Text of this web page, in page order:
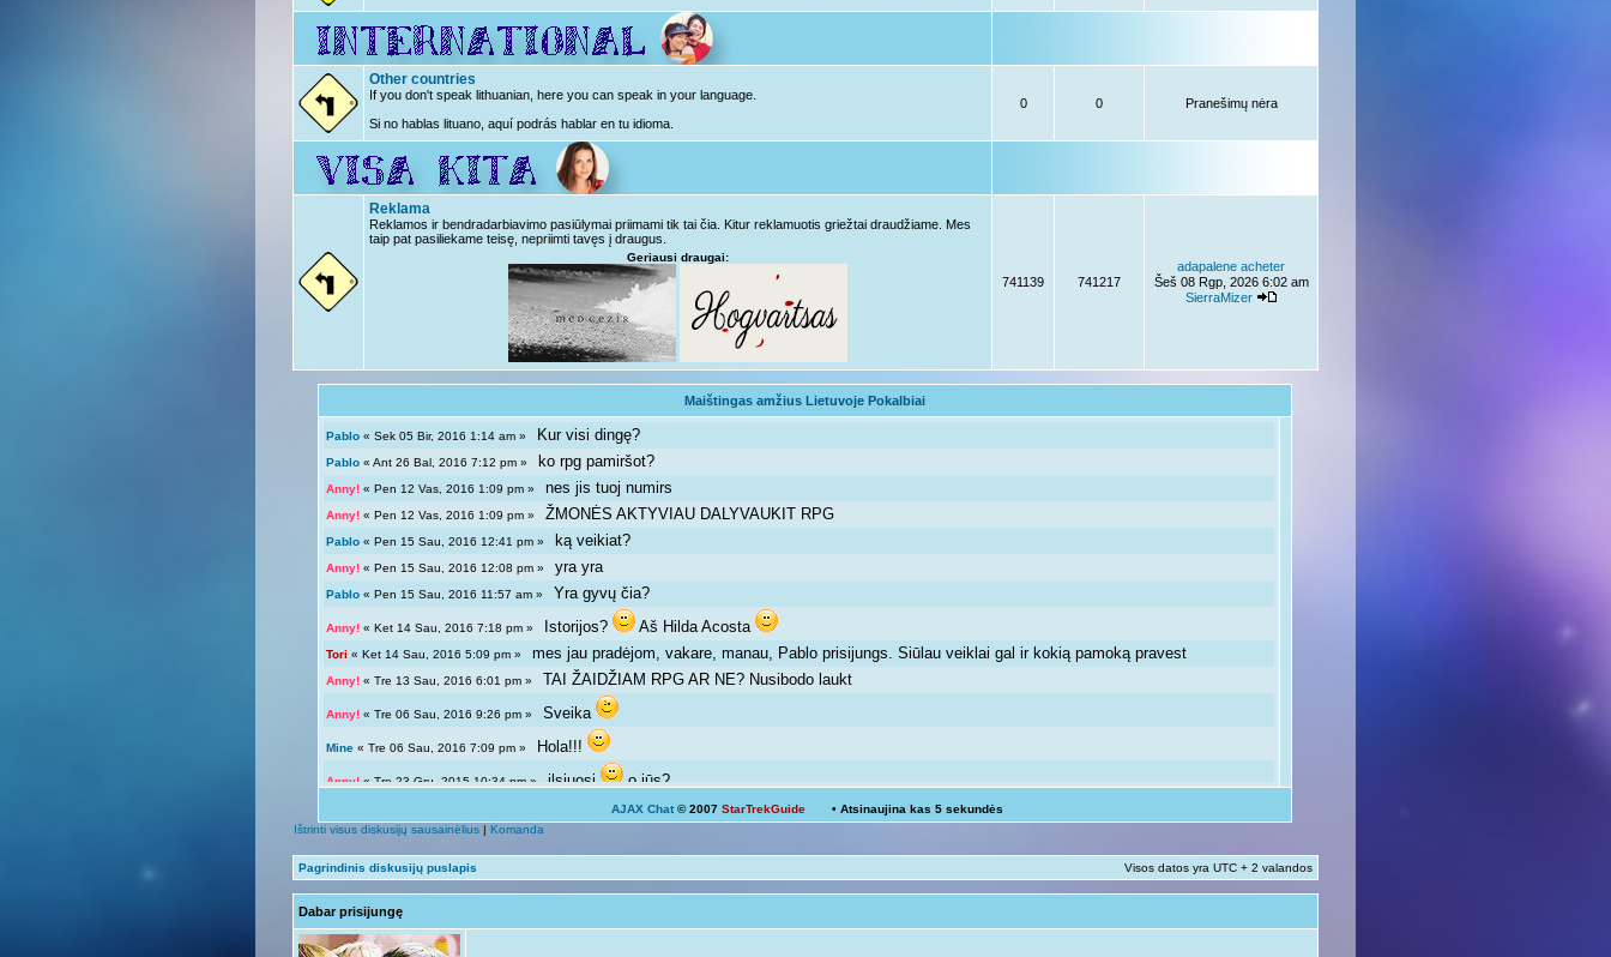
Other countries
If you don't speak lithuanian, here you can speak in your language.
Si no hablas lituano, aquí podrás hablar en tu idioma.
0 0 Pranešimų nėra
Reklama
Reklamos ir bendradarbiavimo pasiūlymai priimami tik tai čia. Kitur reklamuotis griežtai draudžiame. Mes
taip pat pasiliekame teisę, nepriimti tavęs į draugus.
Geriausi draugai:
741139 741217
adapalene acheter
Šeš 08 Rgp, 2026 6:02 am
SierraMizer
Maištingas amžius Lietuvoje Pokalbiai
Pablo « Sek 05 Bir, 2016 1:14 am » Kur visi dingę?
Pablo « Ant 26 Bal, 2016 7:12 pm » ko rpg pamiršot?
Anny! « Pen 12 Vas, 2016 1:09 pm »nes jis tuoj numirs
Anny! « Pen 12 Vas, 2016 1:09 pm »ŽMONĖS AKTYVIAU DALYVAUKIT RPG
Pablo « Pen 15 Sau, 2016 12:41 pm » ką veikiat?
Anny! « Pen 15 Sau, 2016 12:08 pm »yra yra
Pablo « Pen 15 Sau, 2016 11:57 am » Yra gyvų čia?
Anny! « Ket 14 Sau, 2016 7:18 pm » Istorijos? Aš Hilda Acosta
Tori « Ket 14 Sau, 2016 5:09 pm »mes jau pradėjom, vakare, manau, Pablo prisijungs. Siūlau veiklai gal ir kokią pamoką pravest
Anny! « Tre 13 Sau, 2016 6:01 pm » TAI ŽAIDŽIAM RPG AR NE? Nusibodo laukt
Anny! « Tre 06 Sau, 2016 9:26 pm »Sveika
Mine « Tre 06 Sau, 2016 7:09 pm » Hola!!!
Anny! « Tre 23 Gru, 2015 10:34 pm »ilsiuosi o jūs?
Ką veikiat?
Anny!« Sek 13 Rgs, 2015 9:54 pm »galima ir atsipalaiduoti nuo mokslų
Giedryte.« Sek 13 Rgs, 2015 7:40 pm »
Anny!« Pir 07 Rgs, 2015 9:14 pm »
AJAX Chat © 2007StarTrekGuide • Atsinaujina kas5 sekundės
Ištrinti visus diskusijų sausainėlius | Komanda
Pagrindinis diskusijų puslapis Visos datos yra UTC + 2 valandos
Dabar prisijungę